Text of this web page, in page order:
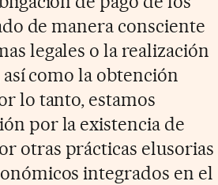
de manera consciente
legales o la realización
como la obtención
lo tanto, estamos
por la existencia de
otras prácticas elusorias
integrados en el